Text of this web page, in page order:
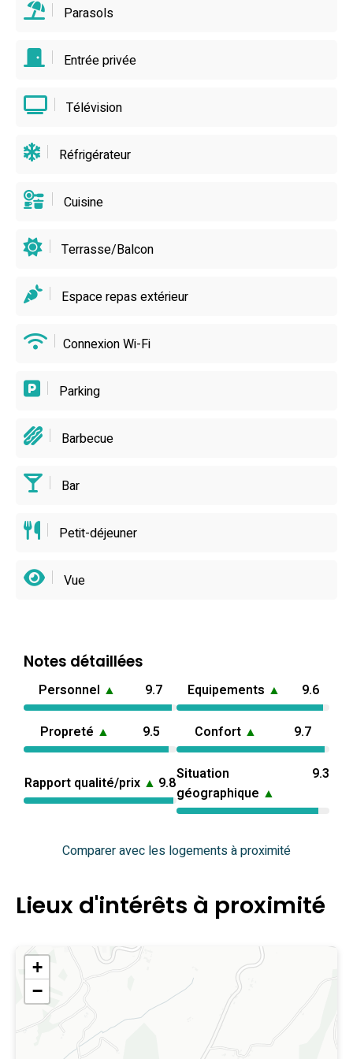
Parasols
Entrée privée
Télévision
Réfrigérateur
Cuisine
Terrasse/Balcon
Espace repas extérieur
Connexion Wi-Fi
Parking
Barbecue
Bar
Petit-déjeuner
Vue
Notes détaillées
Personnel ▲ 9.7 Equipements ▲ 9.6
Propreté ▲ 9.5 Confort ▲ 9.7
Rapport qualité/prix ▲ 9.8
Situation
géographique ▲
9.3
Comparer avec les logements à proximité
Lieux d'intérêts à proximité
+
−